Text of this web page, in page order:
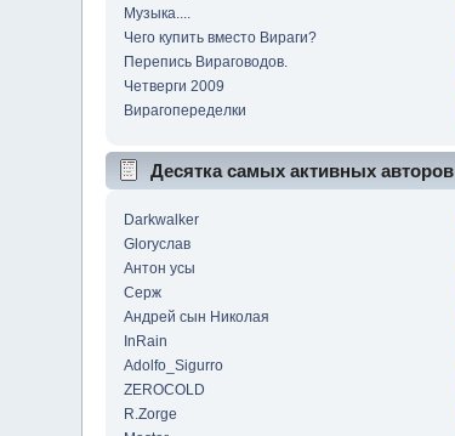
Музыка....
Чего купить вместо Вираги?
Перепись Вираговодов.
Четверги 2009
Вирагопеределки
Десятка самых активных авторов
Darkwalker
Gloryслав
Антон усы
Серж
Андрей сын Николая
InRain
Adolfo_Sigurro
ZEROCOLD
R.Zorge